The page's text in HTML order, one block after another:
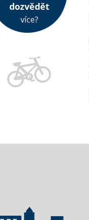
dozvědět
více?